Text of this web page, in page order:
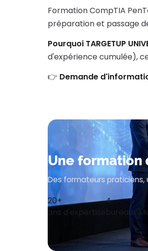
Formation CompTIA
préparation et passage
Pourquoi TARGETUP
d'expérience cumulée),
👉 Demande
Une formation
Des formateurs
20+
ans d'expertise
4
bureaux